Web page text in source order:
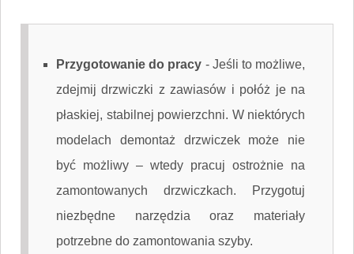
Przygotowanie do pracy - Jeśli to możliwe,
zdejmij drzwiczki z zawiasów i połóż je na
płaskiej, stabilnej powierzchni. W niektórych
modelach demontaż drzwiczek może nie
być możliwy – wtedy pracuj ostrożnie na
zamontowanych drzwiczkach. Przygotuj
niezbędne narzędzia oraz materiały
potrzebne do zamontowania szyby.